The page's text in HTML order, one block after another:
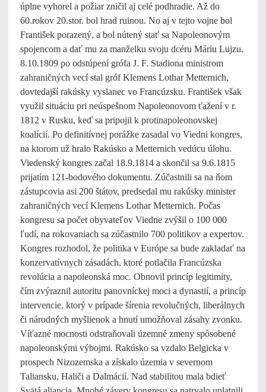
úplne vyhorel a požiar zničil aj celé podhradie. Až do
60.rokov 20.stor. bol hrad ruinou. No aj v tejto vojne bol
František porazený, a bol nútený stať sa Napoleonovým
spojencom a dať mu za manželku svoju dcéru Máriu Lujzu.
8.10.1809 po odstúpení grófa J. F. Stadiona ministrom
zahraničných vecí stal gróf Klemens Lothar Metternich,
dovtedajší rakúsky vyslanec vo Francúzsku. František však
využil situáciu pri neúspešnom Napoleonovom ťažení v r.
1812 v Rusku, keď sa pripojil k protinapoleonovskej
koalícií. Po definitívnej porážke zasadal vo Viedni kongres,
na ktorom už hralo Rakúsko a Metternich vedúcu úlohu.
Viedenský kongres začal 18.9.1814 a skončil sa 9.6.1815
prijatím 121-bodového dokumentu. Zúčastnili sa na ňom
zástupcovia asi 200 štátov, predsedal mu rakúsky minister
zahraničných vecí Klemens Lothar Metternich. Počas
kongresu sa počet obyvateľov Viedne zvýšil o 100 000
ľudí, na rokovaniach sa zúčastnilo 700 politikov a expertov.
Kongres rozhodol, že politika v Európe sa bude zakladať na
konzervatívnych zásadách, ktoré potlačila Francúzska
revolúcia a napoleonská moc. Obnovil princíp legitimity,
čím zvýraznil autoritu panovníckej moci a dynastií, a princíp
intervencie, ktorý v prípade šírenia revolučných, liberálnych
či národných myšlienok a hnutí umožňoval zásahy zvonku.
Víťazné mocnosti odstraňovali územné zmeny spôsobené
napoleonskými výbojmi. Rakúsko sa vzdalo Belgicka v
prospech Nizozemska a získalo územia v severnom
Taliansku, Haliči a Dalmácií. Nad stabilitou mala bdieť